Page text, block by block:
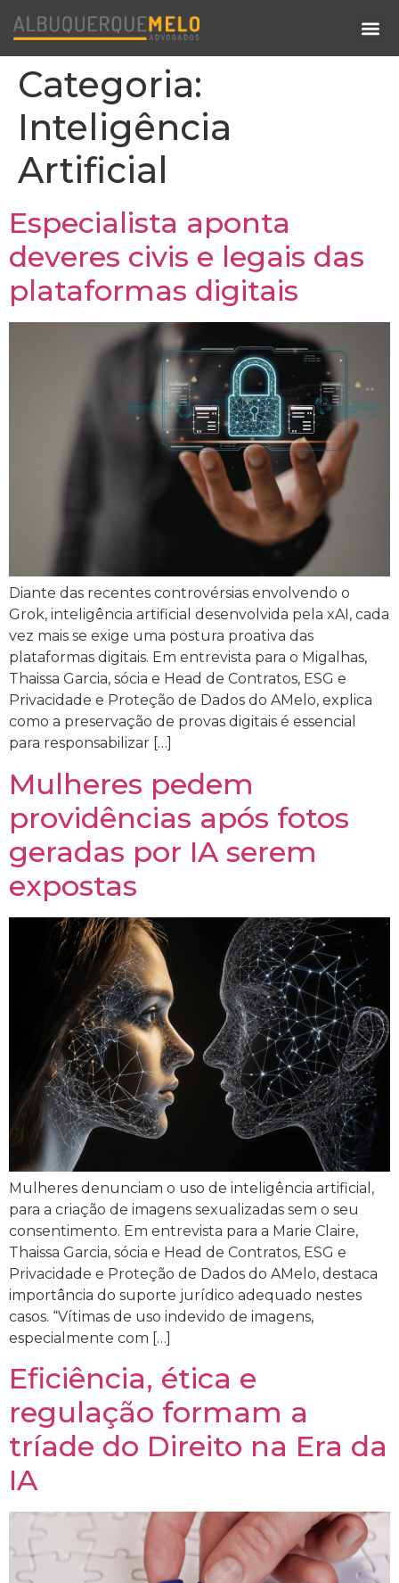
Categoria:
Inteligência
Artificial
Especialista aponta
deveres civis e legais das
plataformas digitais
Diante das recentes controvérsias envolvendo o
Grok, inteligência artificial desenvolvida pela xAI, cada
vez mais se exige uma postura proativa das
plataformas digitais. Em entrevista para o Migalhas,
Thaissa Garcia, sócia e Head de Contratos, ESG e
Privacidade e Proteção de Dados do AMelo, explica
como a preservação de provas digitais é essencial
para responsabilizar […]
Mulheres pedem
providências após fotos
geradas por IA serem
expostas
Mulheres denunciam o uso de inteligência artificial,
para a criação de imagens sexualizadas sem o seu
consentimento. Em entrevista para a Marie Claire,
Thaissa Garcia, sócia e Head de Contratos, ESG e
Privacidade e Proteção de Dados do AMelo, destaca
importância do suporte jurídico adequado nestes
casos. “Vítimas de uso indevido de imagens,
especialmente com […]
Eficiência, ética e
regulação formam a
tríade do Direito na Era da
IA